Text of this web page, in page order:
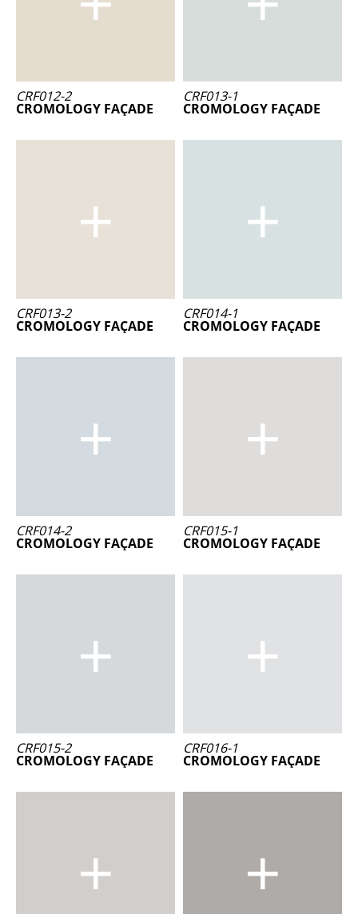
CRF012-2
CROMOLOGY FAÇADE
CRF013-1
CROMOLOGY FAÇADE
CRF013-2
CROMOLOGY FAÇADE
CRF014-1
CROMOLOGY FAÇADE
CRF014-2
CROMOLOGY FAÇADE
CRF015-1
CROMOLOGY FAÇADE
CRF015-2
CROMOLOGY FAÇADE
CRF016-1
CROMOLOGY FAÇADE